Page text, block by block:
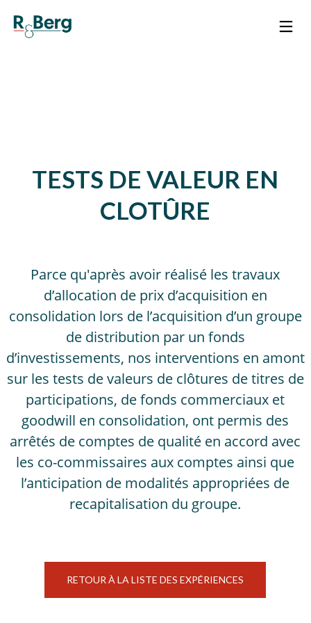
TESTS DE VALEUR EN
CLOTÛRE
Parce qu'après avoir réalisé les travaux
d’allocation de prix d’acquisition en
consolidation lors de l’acquisition d’un groupe
de distribution par un fonds
d’investissements, nos interventions en amont
sur les tests de valeurs de clôtures de titres de
participations, de fonds commerciaux et
goodwill en consolidation, ont permis des
arrêtés de comptes de qualité en accord avec
les co-commissaires aux comptes ainsi que
l’anticipation de modalités appropriées de
recapitalisation du groupe.
RETOUR À LA LISTE DES EXPÉRIENCES